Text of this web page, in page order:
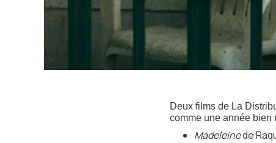
Deux films de La
comme une année bien
Madeleinede